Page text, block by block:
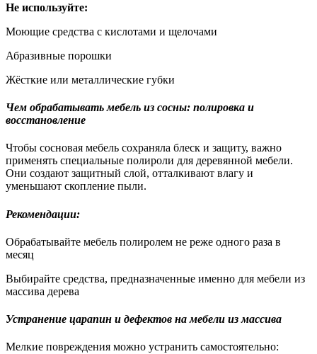
Не используйте:
Моющие средства с кислотами и щелочами
Абразивные порошки
Жёсткие или металлические губки
Чем обрабатывать мебель из сосны: полировка и
восстановление
Чтобы сосновая мебель сохраняла блеск и защиту, важно
применять специальные полироли для деревянной мебели.
Они создают защитный слой, отталкивают влагу и
уменьшают скопление пыли.
Рекомендации:
Обрабатывайте мебель полиролем не реже одного раза в
месяц
Выбирайте средства, предназначенные именно для мебели из
массива дерева
Устранение царапин и дефектов на мебели из массива
Мелкие повреждения можно устранить самостоятельно: